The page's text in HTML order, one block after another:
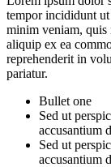
tempor incididunt
minim veniam, quis
aliquip ex ea
reprehenderit in
pariatur.
Bullet one
Sed ut
accusantium
Sed ut
accusantium